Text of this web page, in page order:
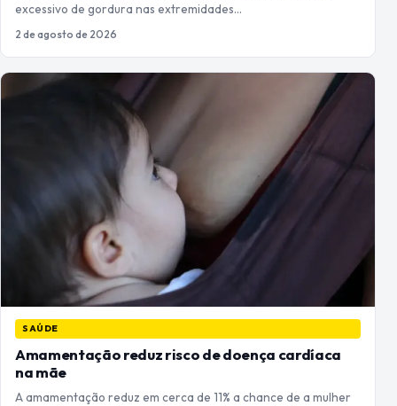
excessivo de gordura nas extremidades…
2 de agosto de 2026
SAÚDE
Amamentação reduz risco de doença cardíaca
na mãe
A amamentação reduz em cerca de 11% a chance de a mulher